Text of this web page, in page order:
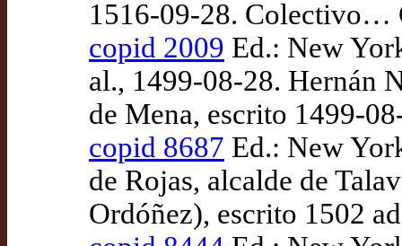
1516-09-28. Colectivo…
copid 2009 Ed.: New
al., 1499-08-28. Hernán
de Mena, escrito 1499-
copid 8687 Ed.: New
de Rojas, alcalde de
Ordóñez), escrito 1502